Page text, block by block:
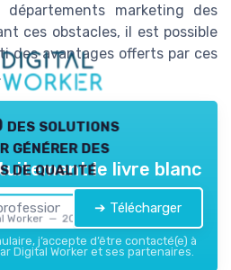
marketing des
ces obstacles, il est possible
des avantages offerts par ces
des solutions
générer des
de qualité
Worker — 2026
le livre blanc
➔ Télécharger
j’accepte d’être contacté(e) à
Digital Worker et ses partenaires.